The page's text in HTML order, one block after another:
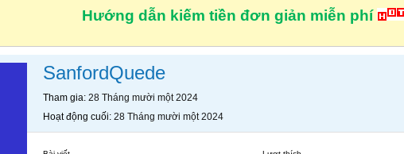
Hướng dẫn kiếm tiền đơn giản miễn phí
SanfordQuede
Tham gia 28 Tháng mười một 2024
Hoạt động cuối 28 Tháng mười một 2024